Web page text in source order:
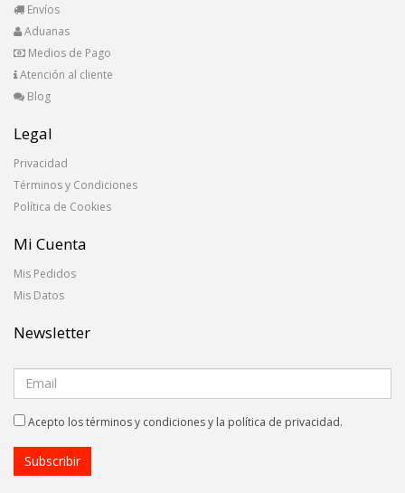
Envíos
Aduanas
Medios de Pago
Atención al cliente
Blog
Legal
Privacidad
Términos y Condiciones
Política de Cookies
Mi Cuenta
Mis Pedidos
Mis Datos
Newsletter
Acepto los términos y condiciones y la política de privacidad.